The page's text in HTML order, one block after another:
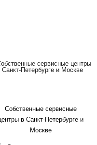
Собственные сервисные
в Санкт-Петербурге и
Москве